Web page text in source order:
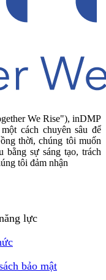
We Rise"), inDMP
cách chuyên sâu để
thời, chúng tôi muốn
bằng sự sáng tạo, trách
tôi đảm nhận
lực
bảo mật